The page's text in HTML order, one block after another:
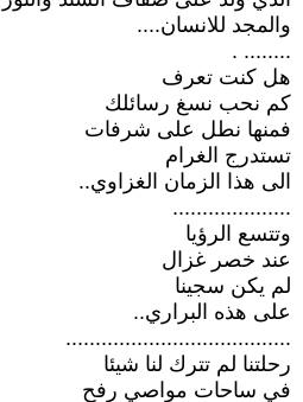
والمجد للانسان....
........ .
هل كنت تعرف
كم نحب نسغ رسائلك
فمنها نطل على شرفات
تستدرج الغرام
الى هذا الزمان الغزاوي..
....................
وتتسع الرؤيا
عند خصر غزال
لم يكن سجينا
على هذه البراري..
......................................
رحلتنا لم تترك لنا شيئا
في ساحات مواصي رفح